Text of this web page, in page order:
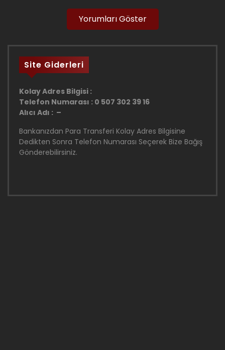
Yorumları Göster
Site Giderleri
Kolay Adres Bilgisi :
Telefon Numarası : 0 507 302 39 16
Alıcı Adı : –
Bankanızdan Para Transferi Kolay Adres Bilgisine
Dedikten Sonra Telefon Numarası Seçerek Bize Bağış
Gönderebilirsiniz.